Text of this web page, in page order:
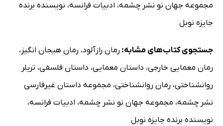
مجموعه جهان نو نشر چشمه، ادبیات فرانسه، نویسنده برنده
جایزه نوبل
جستجوی کتاب‌های مشابه: رمان رازآلود، رمان هیجان انگیز ،
رمان معمایی خارجی، داستان معمایی، داستان فلسفی، تریلر
روانشناختی، رمان روانشناختی، مجموعه داستان غیرفارسی
نشر چشمه، مجموعه جهان نو نشر چشمه، ادبیات فرانسه،
نویسنده برنده جایزه نوبل